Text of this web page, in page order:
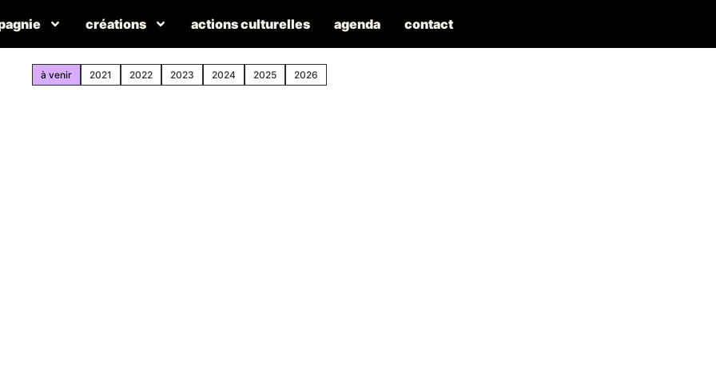
créations actions culturelles agenda contact
2021 2022 2023 2024 2025 2026
à venir